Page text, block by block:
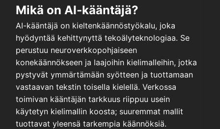
Mikä on AI-kääntäjä?
AI-kääntäjä on kieltenkäännöstyökalu, joka
hyödyntää kehittynyttä tekoälyteknologiaa. Se
perustuu neuroverkkopohjaiseen
konekäännökseen ja laajoihin kielimalleihin, jotka
pystyvät ymmärtämään syötteen ja tuottamaan
vastaavan tekstin toisella kielellä. Verkossa
toimivan kääntäjän tarkkuus riippuu usein
käytetyn kielimallin koosta; suuremmat mallit
tuottavat yleensä tarkempia käännöksiä.